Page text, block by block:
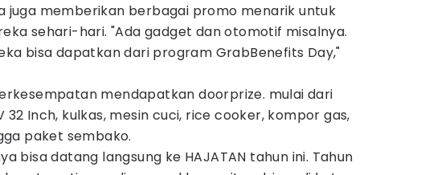
juga memberikan berbagai promo menarik untuk
sehari-hari. "Ada gadget dan otomotif misalnya.
bisa dapatkan dari program GrabBenefits Day,"
mendapatkan doorprize. mulai dari
32 Inch, kulkas, mesin cuci, rice cooker, kompor gas,
paket sembako.
bisa datang langsung ke HAJATAN tahun ini. Tahun